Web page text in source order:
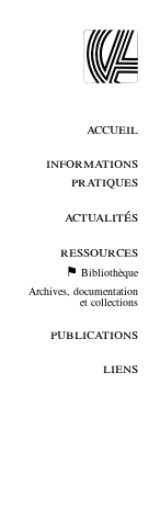
accueil
informations
pratiques
actualités
ressources
Bibliothèque
Archives, documentation
et collections
publications
liens